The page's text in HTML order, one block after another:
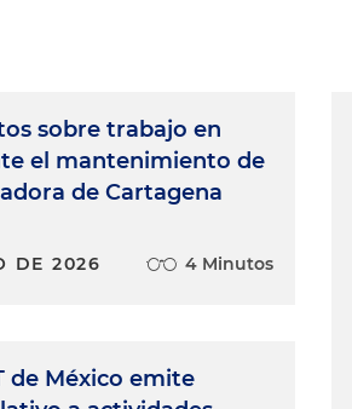
sobre trabajo en
el mantenimiento de
de Cartagena
DE 2026 4 Minutos
de México emite